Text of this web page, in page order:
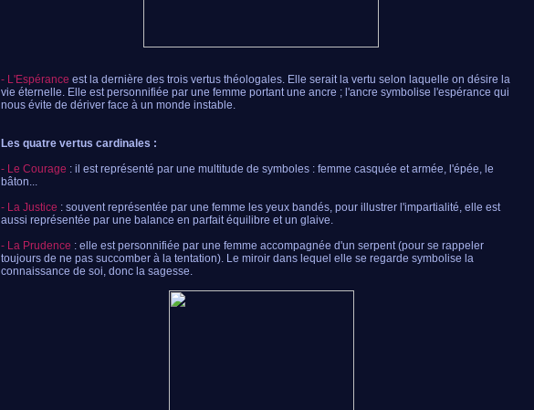
- L'Espérance est la dernière des trois vertus théologales. Elle serait la vertu selon laquelle on désire la
vie éternelle. Elle est personnifiée par une femme portant une ancre ; l'ancre symbolise l'espérance qui
nous évite de dériver face à un monde instable.
Les quatre vertus cardinales :
- Le Courage : il est représenté par une multitude de symboles : femme casquée et armée, l'épée, le
bâton...
- La Justice : souvent représentée par une femme les yeux bandés, pour illustrer l'impartialité, elle est
aussi représentée par une balance en parfait équilibre et un glaive.
- La Prudence : elle est personnifiée par une femme accompagnée d'un serpent (pour se rappeler
toujours de ne pas succomber à la tentation). Le miroir dans lequel elle se regarde symbolise la
connaissance de soi, donc la sagesse.